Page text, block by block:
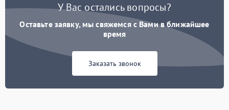
У Вас остались вопросы?
Оставьте заявку, мы свяжемся с Вами в ближайшее
время
Заказать звонок